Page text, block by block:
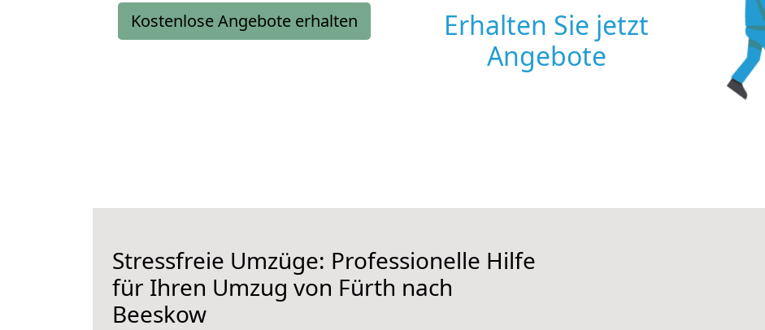
Kostenlose Angebote erhalten
Erhalten Sie jetzt
Angebote
Stressfreie Umzüge: Professionelle Hilfe
für Ihren Umzug von Fürth nach
Beeskow